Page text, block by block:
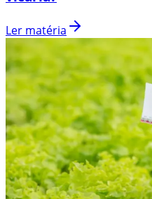
Ler matéria